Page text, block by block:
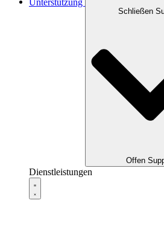
Schließen
Offen
Dienstleistungen